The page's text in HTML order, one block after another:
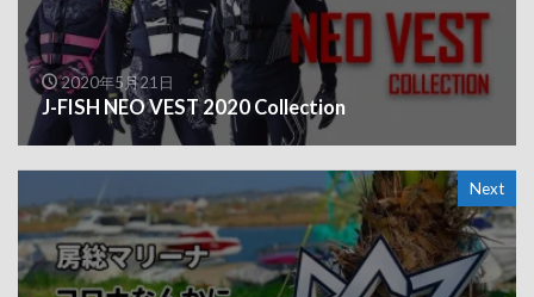
2020年5月21日
J-FISH NEO VEST 2020 Collection
Next